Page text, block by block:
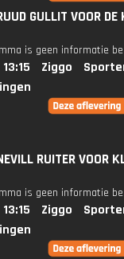
GULLIT VOOR DE
is geen informatie
Ziggo
RUITER VOOR
is geen informatie
Ziggo